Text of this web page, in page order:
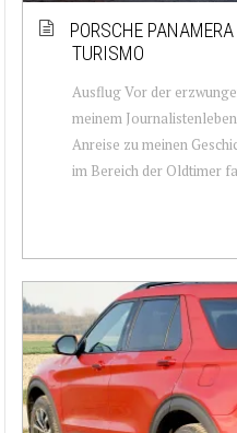
PORSCHE
TURISMO
Ausflug Vor der
meinem
Anreise zu meinen
im Bereich der Oldtimer